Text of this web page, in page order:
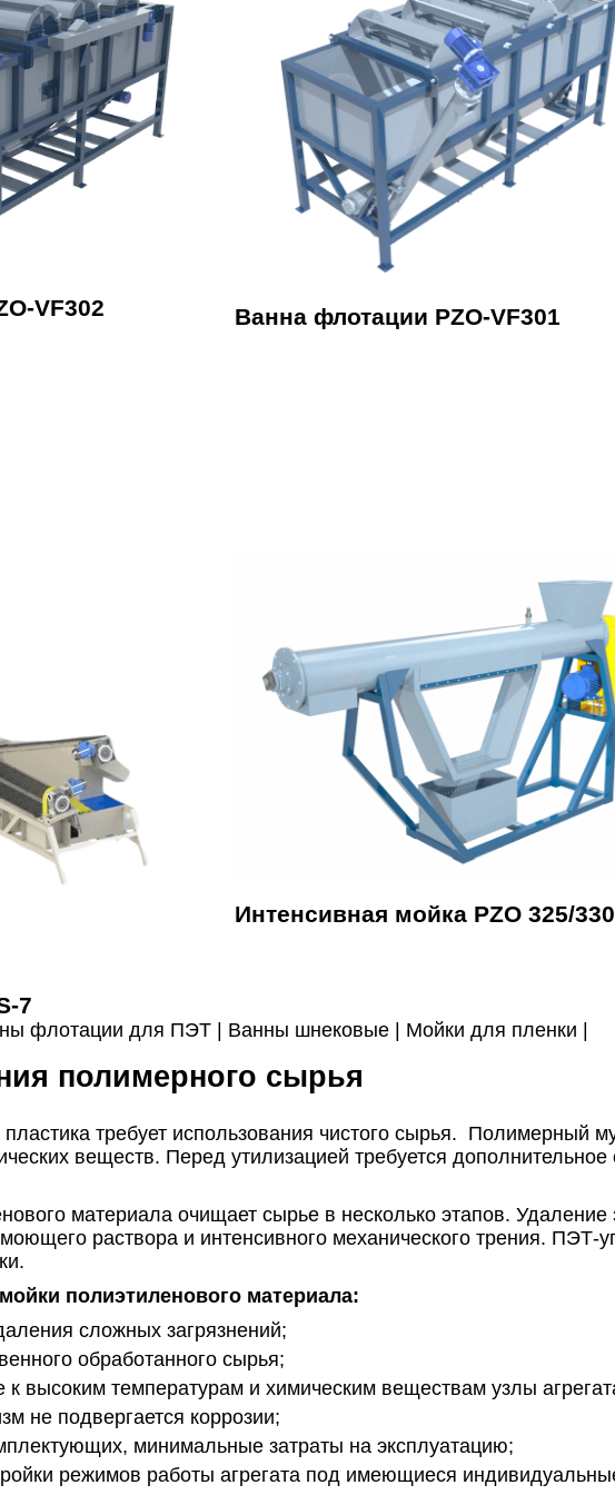
VF302 Ванна флотации PZO-VF301
7
Интенсивная мойка PZO 325/
флотации для ПЭТ | Ванны шнековые | Мойки для пленки |
полимерного сырья
требует использования чистого сырья. Полимерный
веществ. Перед утилизацией требуется
материала очищает сырье в несколько этапов.
раствора и интенсивного механического трения. ПЭТ-
полиэтиленового материала:
сложных загрязнений;
обработанного сырья;
к высоким температурам и химическим веществам узлы
не подвергается коррозии;
минимальные затраты на эксплуатацию;
режимов работы агрегата под имеющиеся